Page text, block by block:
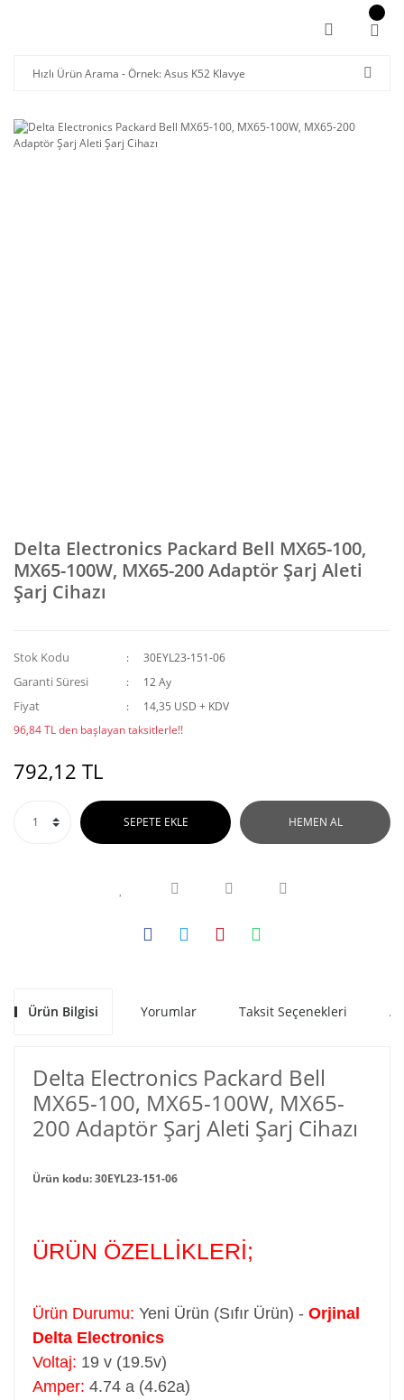
Delta Electronics Packard Bell MX65-100,
MX65-100W, MX65-200 Adaptör Şarj Aleti
Şarj Cihazı
Stok Kodu 30EYL23-151-06
Garanti Süresi 12 Ay
Fiyat
14,35 USD + KDV
96,84 TL den başlayan taksitlerle!!
792,12 TL
SEPETE EKLE HEMEN AL
Ürün Bilgisi Yorumlar Taksit Seçenekleri
Delta Electronics Packard Bell
MX65-100, MX65-100W, MX65-
200 Adaptör Şarj Aleti Şarj Cihazı
Ürün kodu: 30EYL23-151-06
ÜRÜN ÖZELLİKLERİ;
Ürün Durumu: Yeni Ürün (Sıfır Ürün) - Orjinal
Delta Electronics
Voltaj: 19 v (19.5v)
Amper: 4.74 a (4.62a)